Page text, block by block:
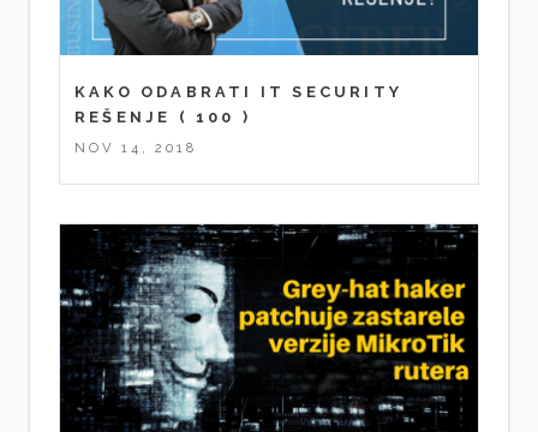
KAKO ODABRATI IT SECURITY
REŠENJE
( 100 )
NOV 14, 2018